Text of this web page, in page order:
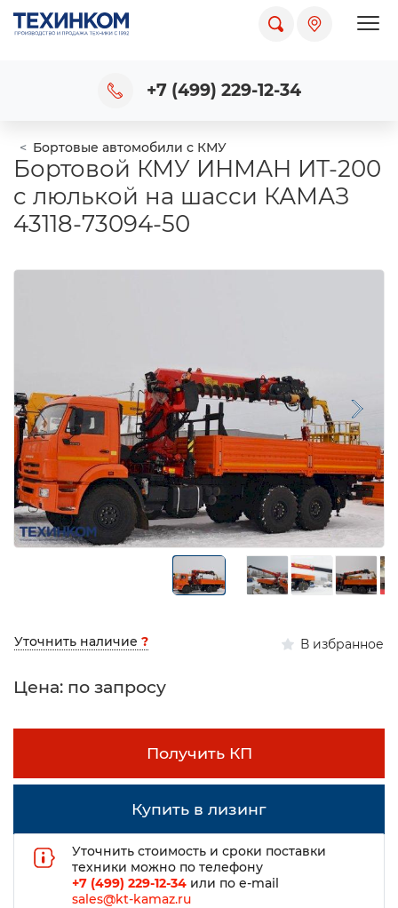
+7 (499) 229-12-34
Бортовые автомобили с КМУ
Бортовой КМУ ИНМАН ИТ-200
c люлькой на шасси КАМАЗ
43118-73094-50
Уточнить наличие ? В избранное
Цена: по запросу
Получить КП
Купить в лизинг
Уточнить стоимость и сроки поставки
техники можно по телефону
+7 (499) 229-12-34 или по e-mail
sales@kt-kamaz.ru